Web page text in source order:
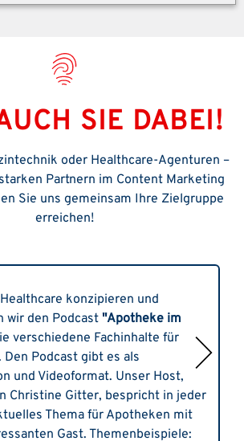
SIE DABEI!
oder Healthcare-Agenturen –
Partnern im Content Marketing
Sie uns gemeinsam Ihre Zielgruppe
erreichen!
konzipieren und
wir den Podcast "Apotheke im
verschiedene Fachinhalte für
Podcast gibt es als
und Videoformat. Unser Host,
Christine Gitter, bespricht in jeder
Thema für Apotheken mit
Gast. Themenbeispiele: